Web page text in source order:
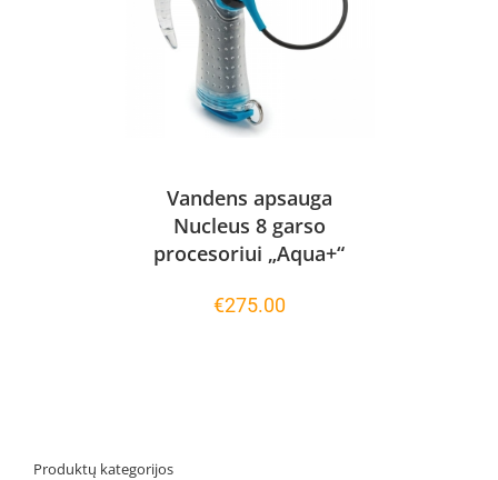
Vandens apsauga
Nucleus 8 garso
procesoriui „Aqua+“
€275.00
Produktų kategorijos